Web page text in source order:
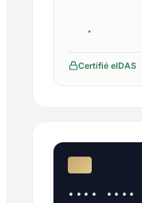
Certifié eIDAS
•••• ••••